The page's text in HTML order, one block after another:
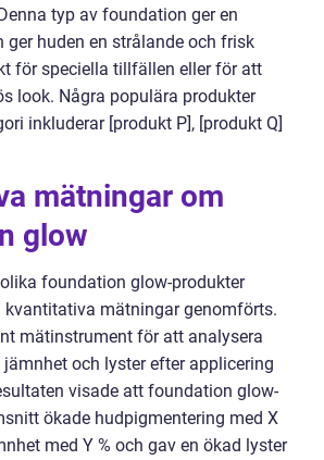
typ av foundation ger en
ger huden en strålande och frisk
för speciella tillfällen eller för att
look. Några populära produkter
inkluderar [produkt P], [produkt Q]
mätningar om
glow
foundation glow-produkter
kvantitativa mätningar genomförts.
mätinstrument för att analysera
och lyster efter applicering
visade att foundation glow-
ökade hudpigmentering med X
med Y % och gav en ökad lyster